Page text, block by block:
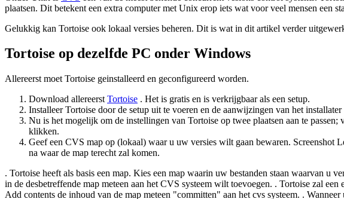
plaatsen. Dit betekent een extra computer met Unix erop iets wat voor veel mensen een
Gelukkig kan Tortoise ook lokaal versies beheren. Dit is wat in dit artikel verder
Tortoise op dezelfde PC onder Windows
Allereerst moet Tortoise geinstalleerd en geconfigureerd worden.
Download allereerst Tortoise . Het is gratis en is verkrijgbaar als een setup.
Installeer Tortoise door de setup uit te voeren en de aanwijzingen van het installater
Nu is het mogelijk om de instellingen van Tortoise op twee plaatsen aan te
klikken.
Geef een CVS map op (lokaal) waar u uw versies wilt gaan bewaren. Screenshot
na waar de map terecht zal komen.
. Tortoise heeft als basis een map. Kies een map waarin uw bestanden staan waarvan u
in de desbetreffende map meteen aan het CVS systeem wilt toevoegen. . Tortoise zal
Add contents de inhoud van de map meteen "committen" aan het cvs systeem. .